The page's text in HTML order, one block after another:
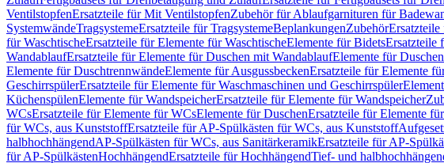
VentilstopfenErsatzteile für Mit VentilstopfenZubehör für Ablaufgarnituren für
SystemwändeTragsystemeErsatzteile für TragsystemeBeplankungenZubehör
für WaschtischeErsatzteile für Elemente für WaschtischeElemente für BidetsErsatzteile
WandablaufErsatzteile für Elemente für Duschen mit WandablaufElemente für
Elemente für DuschtrennwändeElemente für AusgussbeckenErsatzteile für Elemente
GeschirrspülerErsatzteile für Elemente für Waschmaschinen und Geschirrspüler
KüchenspülenElemente für WandspeicherErsatzteile für Elemente für Wandspeicher
WCsErsatzteile für Elemente für WCsElemente für DuschenErsatzteile für Elemente
für WCs, aus KunststoffErsatzteile für AP-Spülkästen für WCs, aus Kunststoff
halbhochhängendAP-Spülkästen für WCs, aus SanitärkeramikErsatzteile für AP-
für AP-SpülkästenHochhängendErsatzteile für HochhängendTief- und